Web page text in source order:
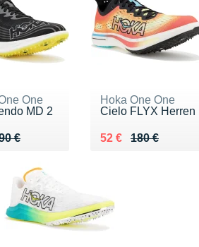
One
MD 2
€
de 90 €
€
Hoka One One
Cielo FLYX Herren
180 €
Au lieu de 180 €
52 €
Vendu 52 €